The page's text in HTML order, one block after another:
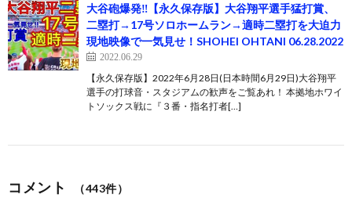
大谷砲爆発‼︎【永久保存版】大谷翔平選手猛打賞、
二塁打→17号ソロホームラン→適時二塁打を大迫力
現地映像で一気見せ！SHOHEI OHTANI 06.28.2022
2022.06.29
【永久保存版】2022年6月28日(日本時間6月29日)大谷翔平
選手の打球音・スタジアムの歓声をご覧あれ！ 本拠地ホワイ
トソックス戦に『３番・指名打者[…]
コメント （443件）